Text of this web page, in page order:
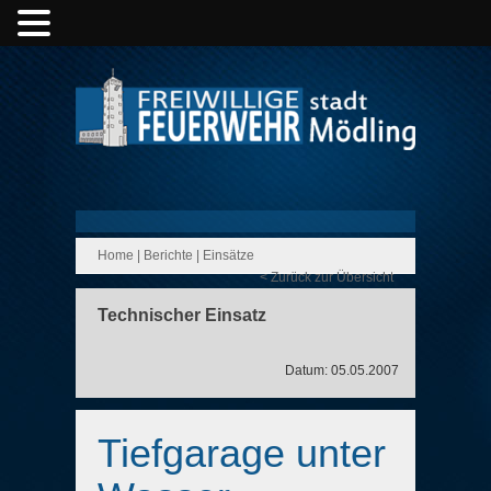
Home Berichte
Einsätze
< Zurück zur Übersicht
Technischer Einsatz
Datum: 05.05.2007
Tiefgarage unter